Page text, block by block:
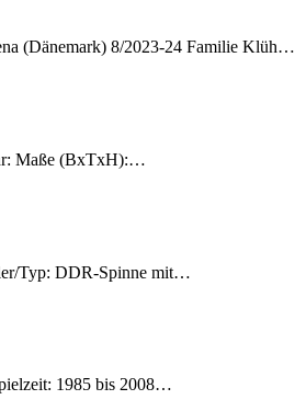
(Dänemark) 8/2023-24 Familie Klüh…
Maße (BxTxH):…
Typ: DDR-Spinne mit…
1985 bis 2008…